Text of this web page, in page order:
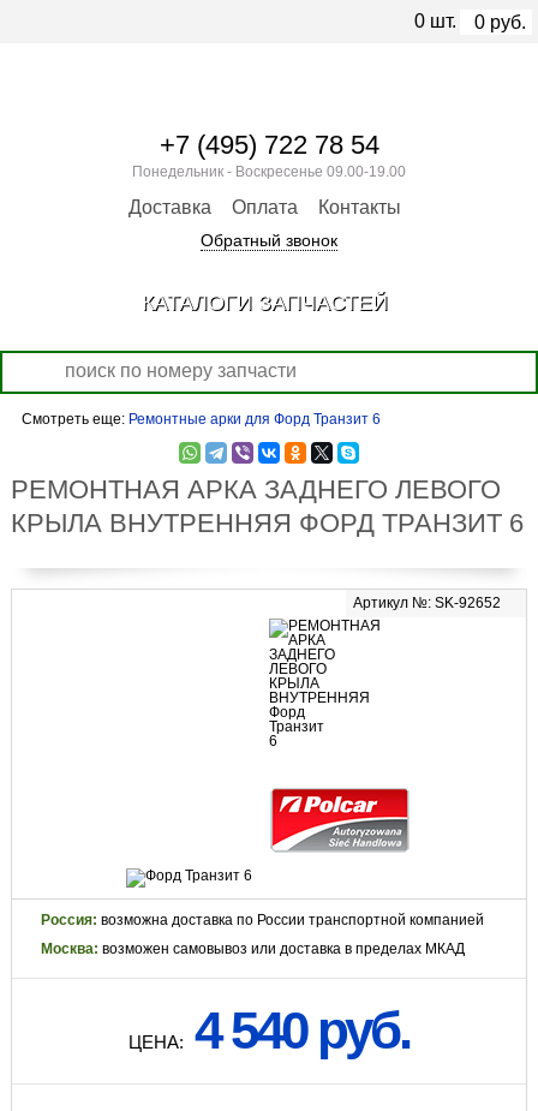
Смотреть еще: Ремонтные арки для Форд Транзит 6
РЕМОНТНАЯ АРКА ЗАДНЕГО ЛЕВОГО
КРЫЛА ВНУТРЕННЯЯ ФОРД ТРАНЗИТ 6
Артикул №: SK-92652
Россия: возможна доставка по России транспортной компанией
Москва: возможен самовывоз или доставка в пределах МКАД
ЦЕНА: 4 540 руб.
+7 (495) 722 78 54
Понедельник - Воскресенье 09.00-19.00
Доставка Оплата Контакты
Обратный звонок
0 шт. 0 руб.
КАТАЛОГИ ЗАПЧАСТЕЙ